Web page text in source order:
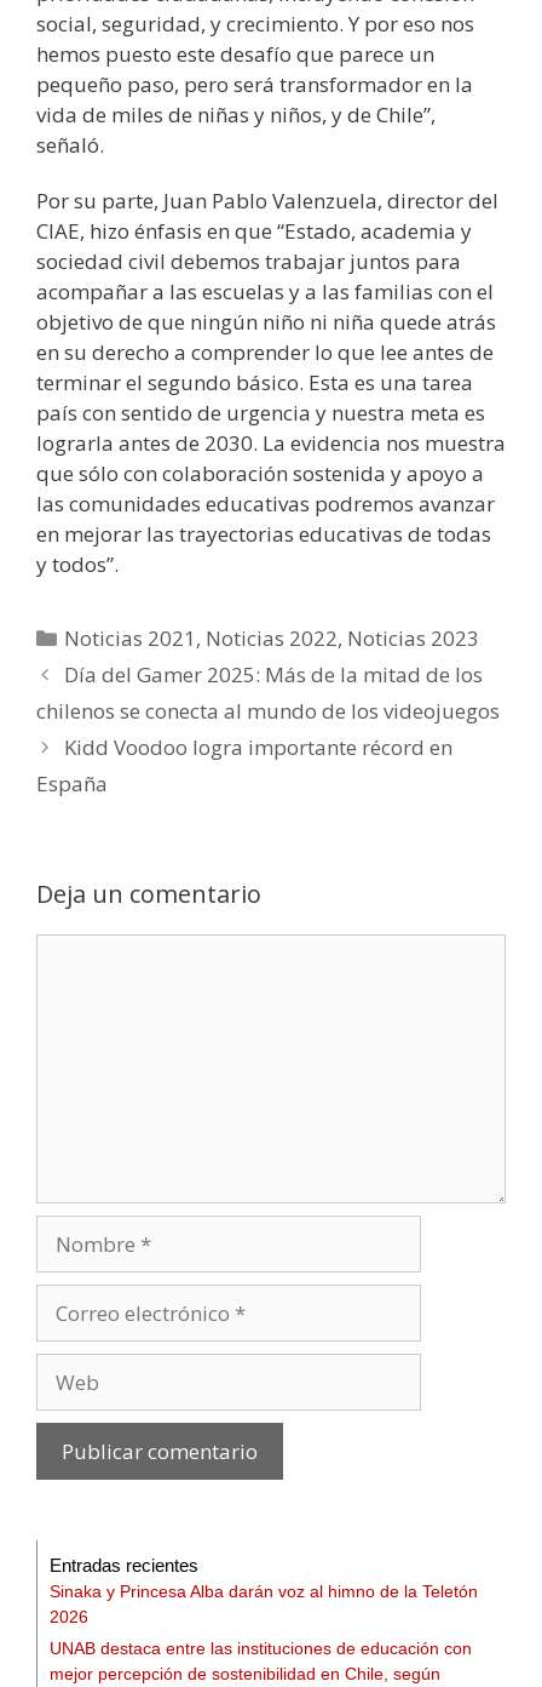
social, seguridad, y crecimiento. Y por eso nos
hemos puesto este desafío que parece un
pequeño paso, pero será transformador en la
vida de miles de niñas y niños, y de Chile”,
señaló.
Por su parte, Juan Pablo Valenzuela, director del
CIAE, hizo énfasis en que “Estado, academia y
sociedad civil debemos trabajar juntos para
acompañar a las escuelas y a las familias con el
objetivo de que ningún niño ni niña quede atrás
en su derecho a comprender lo que lee antes de
terminar el segundo básico. Esta es una tarea
país con sentido de urgencia y nuestra meta es
lograrla antes de 2030. La evidencia nos muestra
que sólo con colaboración sostenida y apoyo a
las comunidades educativas podremos avanzar
en mejorar las trayectorias educativas de todas
y todos”.
Noticias 2021 , Noticias 2022, Noticias 2023
Día del Gamer 2025: Más de la mitad de los
chilenos se conecta al mundo de los videojuegos
Kidd Voodoo logra importante récord en
España
Deja un comentario
Entradas recientes
Sinaka y Princesa Alba darán voz al himno de la Teletón
2026
UNAB destaca entre las instituciones de educación con
mejor percepción de sostenibilidad en Chile, según